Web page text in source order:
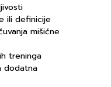
ili definicije
mišićne
treninga
dodatna